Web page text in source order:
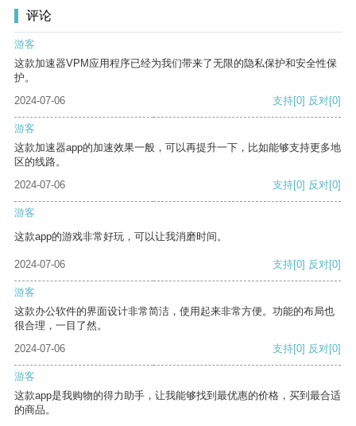
评论
游客
这款加速器VPM应用程序已经为我们带来了无限的隐私保护和安全性保
护。
2024-07-06
支持[0] 反对[0]
游客
这款加速器app的加速效果一般，可以再提升一下，比如能够支持更多地
区的线路。
2024-07-06
支持[0] 反对[0]
游客
这款app的游戏非常好玩，可以让我消磨时间。
2024-07-06 支持[0] 反对[0]
游客
这款办公软件的界面设计非常简洁，使用起来非常方便。功能的布局也
很合理，一目了然。
2024-07-06
支持[0] 反对[0]
游客
这款app是我购物的得力助手，让我能够找到最优惠的价格，买到最合适
的商品。